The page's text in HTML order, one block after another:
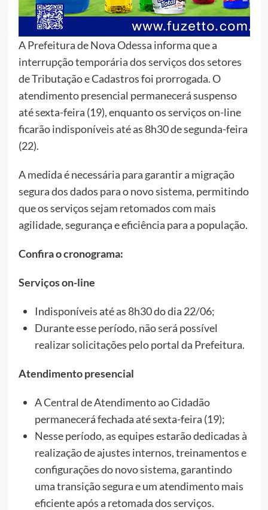
A Prefeitura de Nova Odessa informa que a
interrupção temporária dos serviços dos setores
de Tributação e Cadastros foi prorrogada. O
atendimento presencial permanecerá suspenso
até sexta-feira (19), enquanto os serviços on-line
ficarão indisponíveis até as 8h30 de segunda-feira
(22).
A medida é necessária para garantir a migração
segura dos dados para o novo sistema, permitindo
que os serviços sejam retomados com mais
agilidade, segurança e eficiência para a população.
Confira o cronograma:
Serviços on-line
Indisponíveis até as 8h30 do dia 22/06;
Durante esse período, não será possível
realizar solicitações pelo portal da Prefeitura.
Atendimento presencial
A Central de Atendimento ao Cidadão
permanecerá fechada até sexta-feira (19);
Nesse período, as equipes estarão dedicadas à
realização de ajustes internos, treinamentos e
configurações do novo sistema, garantindo
uma transição segura e um atendimento mais
eficiente após a retomada dos serviços.